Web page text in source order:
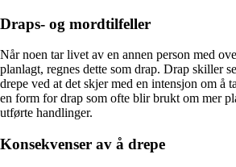
Draps- og mordtilfeller
Når noen tar livet av en annen person med
planlagt, regnes dette som drap. Drap skiller
drepe ved at det skjer med en intensjon om å
en form for drap som ofte blir brukt om mer
utførte handlinger.
Konsekvenser av å drepe